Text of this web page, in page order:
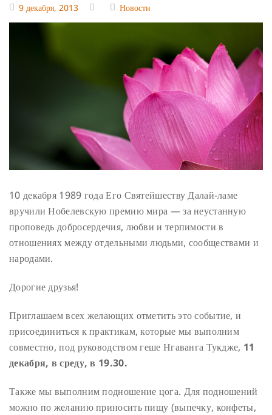
9 декабря, 2013 Новости
10 декабря 1989 года Его Святейшеству Далай-ламе
вручили Нобелевскую премию мира — за неустанную
проповедь добросердечия, любви и терпимости в
отношениях между отдельными людьми, сообществами и
народами.
Дорогие друзья!
Приглашаем всех желающих отметить это событие, и
присоединиться к практикам, которые мы выполним
совместно, под руководством геше Нгаванга Тукдже, 11
декабря, в среду, в 19.30.
Также мы выполним подношение цога. Для подношений
можно по желанию приносить пищу (выпечку, конфеты,